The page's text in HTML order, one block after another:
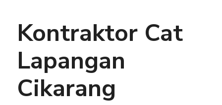
Kontraktor Cat
Lapangan
Cikarang